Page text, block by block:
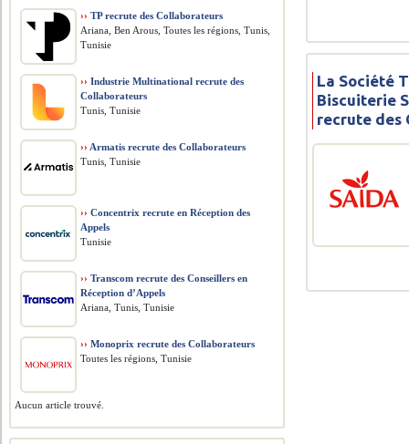
La Société
Biscuiterie
recrute des
›› TP recrute des Collaborateurs
Ariana, Ben Arous, Toutes les régions, Tunis,
Tunisie
›› Industrie Multinational recrute des
Collaborateurs
Tunis, Tunisie
›› Armatis recrute des Collaborateurs
Tunis, Tunisie
›› Concentrix recrute en Réception des
Appels
Tunisie
›› Transcom recrute des Conseillers en
Réception d’Appels
Ariana, Tunis, Tunisie
›› Monoprix recrute des Collaborateurs
Toutes les régions, Tunisie
Aucun article trouvé.